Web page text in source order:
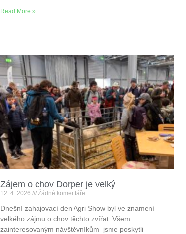
Read More »
Zájem o chov Dorper je velký
12. 4. 2026 Žádné komentáře
Dnešní zahajovací den Agri Show byl ve znamení
velkého zájmu o chov těchto zvířat. Všem
zainteresovaným návštěvníkům jsme poskytli